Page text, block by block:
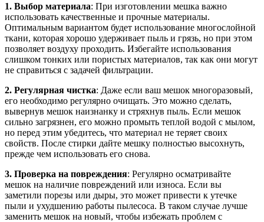
1. Выбор материала: При изготовлении мешка важно
использовать качественные и прочные материалы.
Оптимальным вариантом будет использование многослойной
ткани, которая хорошо удерживает пыль и грязь, но при этом
позволяет воздуху проходить. Избегайте использования
слишком тонких или пористых материалов, так как они могут
не справиться с задачей фильтрации.
2. Регулярная чистка: Даже если ваш мешок многоразовый,
его необходимо регулярно очищать. Это можно сделать,
вывернув мешок наизнанку и стряхнув пыль. Если мешок
сильно загрязнен, его можно промыть теплой водой с мылом,
но перед этим убедитесь, что материал не теряет своих
свойств. После стирки дайте мешку полностью высохнуть,
прежде чем использовать его снова.
3. Проверка на повреждения: Регулярно осматривайте
мешок на наличие повреждений или износа. Если вы
заметили порезы или дыры, это может привести к утечке
пыли и ухудшению работы пылесоса. В таком случае лучше
заменить мешок на новый, чтобы избежать проблем с